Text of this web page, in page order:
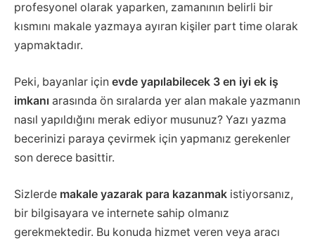
profesyonel olarak yaparken, zamanının belirli bir
kısmını makale yazmaya ayıran kişiler part time olarak
yapmaktadır.
Peki, bayanlar için evde yapılabilecek 3 en iyi ek iş
imkanı arasında ön sıralarda yer alan makale yazmanın
nasıl yapıldığını merak ediyor musunuz? Yazı yazma
becerinizi paraya çevirmek için yapmanız gerekenler
son derece basittir.
Sizlerde makale yazarak para kazanmak istiyorsanız,
bir bilgisayara ve internete sahip olmanız
gerekmektedir. Bu konuda hizmet veren veya aracı